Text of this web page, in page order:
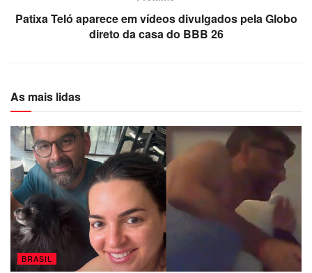
Patixa Teló aparece em vídeos divulgados pela Globo
direto da casa do BBB 26
As mais lidas
BRASIL